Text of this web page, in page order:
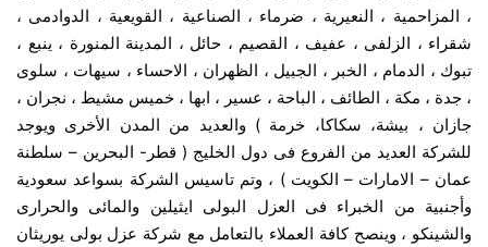
، المزاحمية ، النعيرية ، ضرماء ، الصناعية ، القويعية ، الدوادمى ،
شقراء ، الزلفى ، عفيف ، القصيم ، حائل ، المدينة المنورة ، ينبع ،
تبوك ، الدمام ، الخبر ، الجبيل ، الظهران ، الاحساء ، سيهات ، سلوى
، جدة ، مكة ، الطائف ، الباحة ، عسير ، ابها ، خميس مشيط ، نجران ،
جازان ، بيشة، سكاكا، خرمة ) والعديد من المدن الأخرى ويوجد
للشركة العديد من الفروع فى دول الخليج ( قطر- البحرين – سلطنة
عمان – الامارات – الكويت ) ، وتم تاسيس الشركة بسواعد سعودية
وأجنبية من الخبراء فى العزل البولى ايثيلين والمائى والحرارى
والشينكو ، وينصح كافة العملاء بالتعامل مع شركة عزل بولى يوريثان